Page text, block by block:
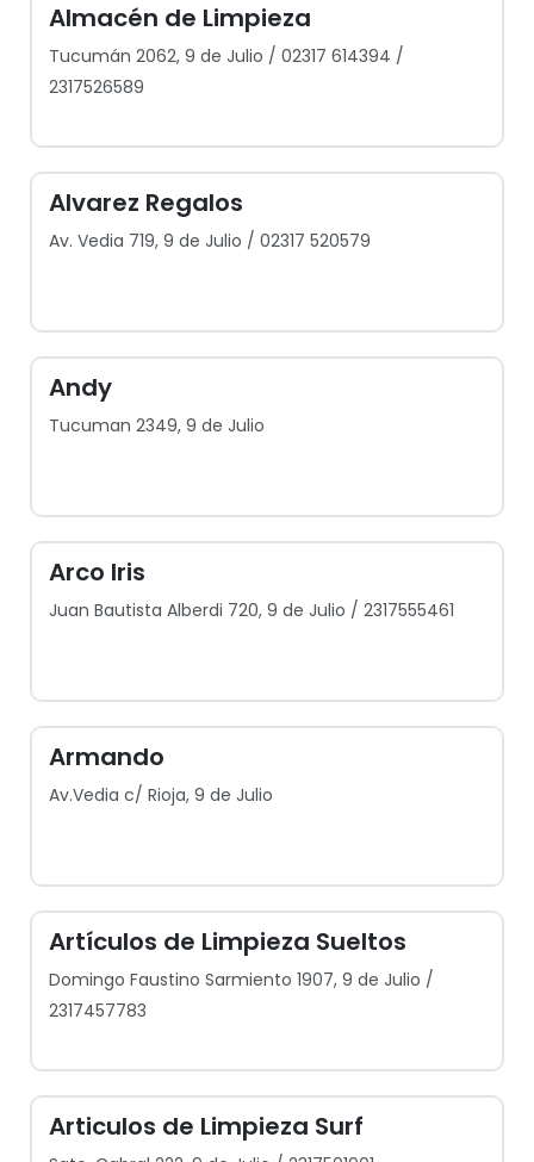
Almacén de Limpieza
Tucumán 2062, 9 de Julio / 02317 614394 /
2317526589
Alvarez Regalos
Av. Vedia 719, 9 de Julio / 02317 520579
Andy
Tucuman 2349, 9 de Julio
Arco Iris
Juan Bautista Alberdi 720, 9 de Julio / 2317555461
Armando
Av.Vedia c/ Rioja, 9 de Julio
Artículos de Limpieza Sueltos
Domingo Faustino Sarmiento 1907, 9 de Julio /
2317457783
Articulos de Limpieza Surf